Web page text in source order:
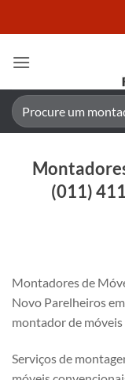
Pesquisar
por:
(011)
Montadores de
Novo Parelheiros
montador de
Serviços de